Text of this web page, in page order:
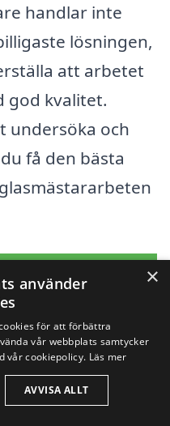
handlar inte
lösningen,
att arbetet
god kvalitet.
undersöka och
få den bästa
och utan
×
använder
för att förbättra
vår webbplats samtycker
vår cookiepolicy. Läs mer
AVVISA ALLT